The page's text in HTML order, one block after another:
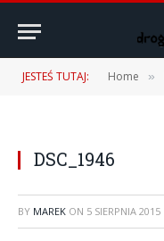
JESTEŚ TUTAJ: Home »
DSC_1946
BY MAREK ON 5 SIERPNIA 2015